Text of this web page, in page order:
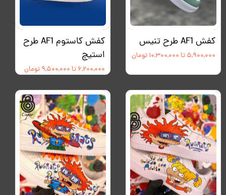
کفش AF1 طرح تنیس
۵,۹۰۰,۰۰۰ تا ۱۰,۳۰۰,۰۰۰ تومان
کفش کاستوم AF1 طرح
استیچ
۶,۲۰۰,۰۰۰ تا ۹,۵۰۰,۰۰۰ تومان